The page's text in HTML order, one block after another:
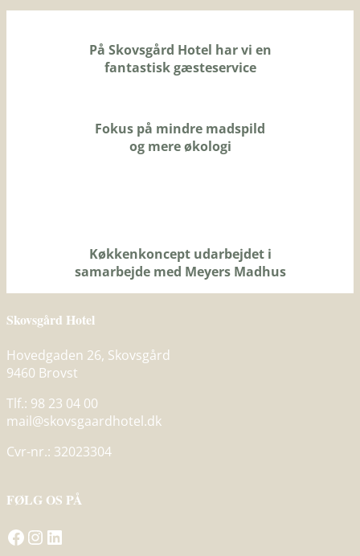
På Skovsgård Hotel har vi en
fantastisk gæsteservice
Fokus på mindre madspild
og mere økologi
Køkkenkoncept udarbejdet i
samarbejde med Meyers Madhus
Skovsgård Hotel
Hovedgaden 26, Skovsgård
9460 Brovst
Tlf.: 98 23 04 00
mail@skovsgaardhotel.dk
Cvr-nr.: 32023304
FØLG OS PÅ
Gå til Skovsgård Hotel på Facebook Besøg Skovsgård Hotel på InstagramGå til Skovsgård Hotel på LinkedIn